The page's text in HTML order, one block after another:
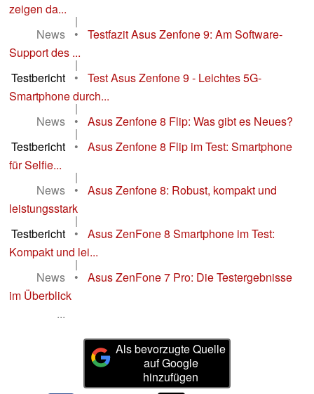
zeigen da...
|
News
•
Testfazit Asus Zenfone 9: Am Software-
Support des ...
|
Testbericht
•
Test Asus Zenfone 9 - Leichtes 5G-
Smartphone durch...
|
News
• Asus Zenfone 8 Flip: Was gibt es Neues?
|
Testbericht
•
Asus Zenfone 8 Flip im Test: Smartphone
für Selfie...
|
News
•
Asus Zenfone 8: Robust, kompakt und
leistungsstark
|
Testbericht
•
Asus ZenFone 8 Smartphone im Test:
Kompakt und lei...
|
News
•
Asus ZenFone 7 Pro: Die Testergebnisse
im Überblick
...
Als bevorzugte Quelle
auf Google
hinzufügen